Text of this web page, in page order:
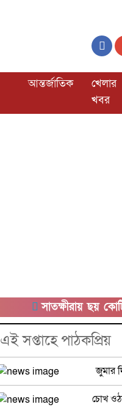
আন্তর্জাতিক
খেলার
খবর
সাতক্ষীরায় ছয় কোটি
এই সপ্তাহে পাঠকপ্রিয়
জুমার
চোখ